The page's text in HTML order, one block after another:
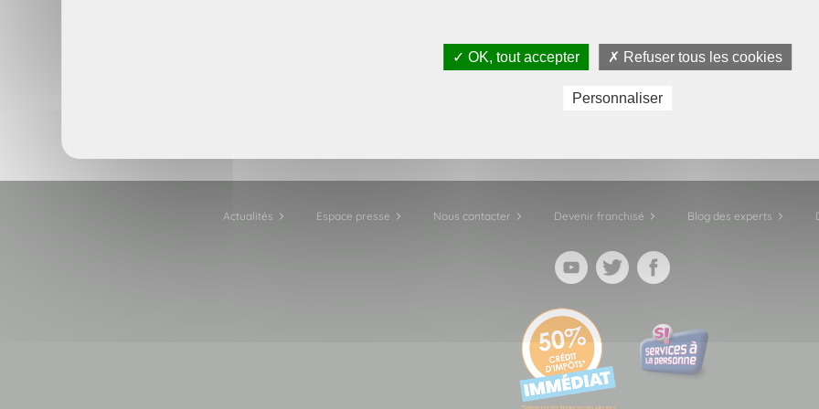
Verser du lait dans une bassine et mettre le vêtement à tremper pendant plusieurs heures
Lorsque les taches ont quasiment disparu, le laver en respectant l'étiquette de composition
ajouter une cuillère à soupe de percarbonate de soude dans la
Actualités Espace presse Nous contacter Devenir franchisé Blog des experts
✓ OK, tout accepter ✗ Refuser tous les cookies
Personnaliser